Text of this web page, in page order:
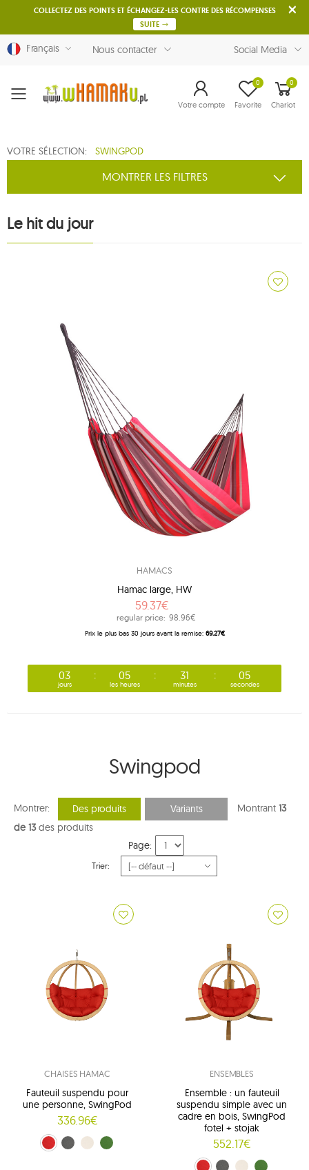
COLLECTEZ DES POINTS ET ÉCHANGEZ-LES CONTRE DES RÉCOMPENSES
SUITE
Français Nous contacter Social Media
Menu Votre compte Favorite
0 0
Chariot
VOTRE SÉLECTION: SWINGPOD
MONTRER LES FILTRES
Le hit du jour
HAMACS
Hamac large, HW
59.37€
regular price: 98.96€
Prix ​​le plus bas 30 jours avant la remise: 69.27€
03
jours
05
les heures
31
minutes
04
secondes
Swingpod
Montrer: Des produits Variants Montrant 13
de 13des produits
Page:
Trier:
CHAISES HAMAC
Fauteuil suspendu pour
une personne, SwingPod
336.96€
rouge (01)
grafitowy (02)
crème (03)vert (04)
ENSEMBLES
Ensemble : un fauteuil
suspendu simple avec un
cadre en bois, SwingPod
fotel + stojak
552.17€
rouge (01)
grafitowy (02)
crème (03)vert (04)